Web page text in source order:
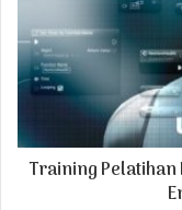
a
i
d
Training Pelatihan